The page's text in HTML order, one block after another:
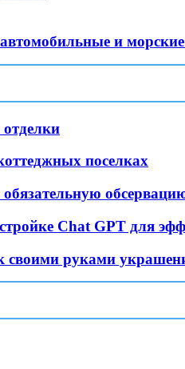
и
поселках
Chat GPT для
руками